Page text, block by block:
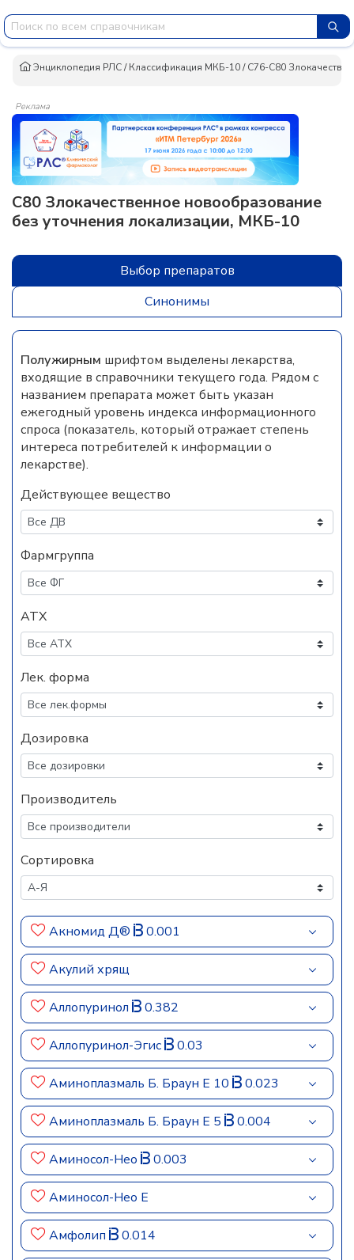
Энциклопедия РЛС/Классификация МКБ-10/C76-C80
Реклама
C80 Злокачественное новообразование
без уточнения локализации, МКБ-10
Выбор препаратов
Синонимы
Полужирным шрифтом выделены лекарства,
входящие в справочники текущего года. Рядом с
названием препарата может быть указан
ежегодный уровень индекса информационного
спроса (показатель, который отражает степень
интереса потребителей к информации о
лекарстве).
Действующее вещество
Фармгруппа
АТХ
Лек. форма
Дозировка
Производитель
Сортировка
Акномид Д® 0.001
Акулий хрящ
Аллопуринол 0.382
Аллопуринол-Эгис 0.03
Аминоплазмаль Б. Браун Е 10 0.023
Аминоплазмаль Б. Браун Е 5 0.004
Аминосол-Нео 0.003
Аминосол-Нео Е
Амфолип 0.014